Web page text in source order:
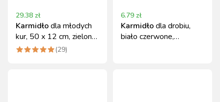
29.38 zł
Karmidłodla młodych
kur, 50 x 12 cm, zielone,
Novital
(29)
6.79 zł
Karmidłodla drobiu,
biało czerwone,